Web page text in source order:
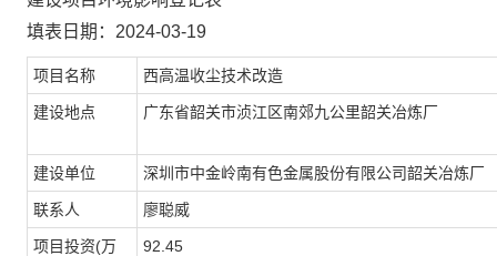
填表日期：2024-03-19
项目名称 西高温收尘技术改造
建设地点 广东省韶关市浈江区南郊九公里韶关冶炼厂
建设单位 深圳市中金岭南有色金属股份有限公司韶关冶炼厂
联系人 廖聪威
项目投资(万
92.45